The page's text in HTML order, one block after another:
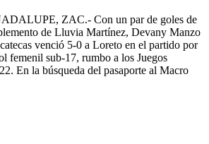
ZAC.- Con un par de goles de
de Lluvia Martínez, Devany Manzo
venció 5-0 a Loreto en el partido por
femenil sub-17, rumbo a los Juegos
En la búsqueda del pasaporte al Macro